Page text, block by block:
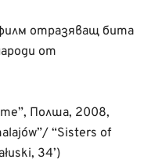
отразяващ бита
от
Полша, 2008,
“Sisters of
34’)